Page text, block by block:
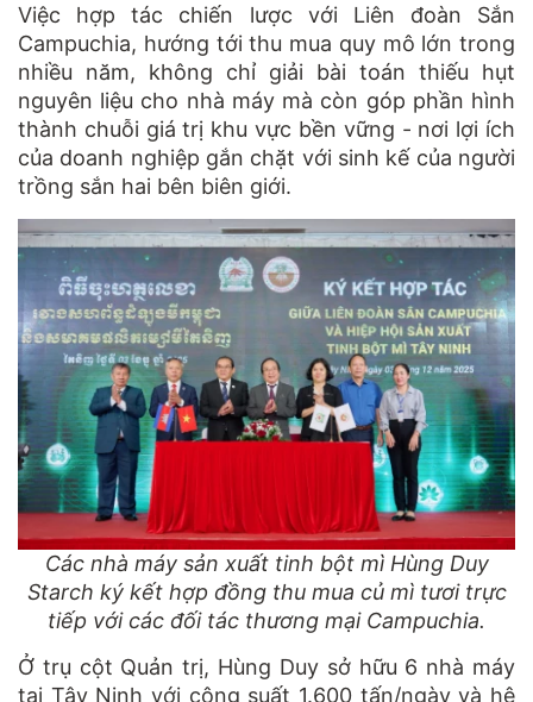
Việc hợp tác chiến lược với Liên đoàn Sắn
Campuchia, hướng tới thu mua quy mô lớn trong
nhiều năm, không chỉ giải bài toán thiếu hụt
nguyên liệu cho nhà máy mà còn góp phần hình
thành chuỗi giá trị khu vực bền vững - nơi lợi ích
của doanh nghiệp gắn chặt với sinh kế của người
trồng sắn hai bên biên giới.
Các nhà máy sản xuất tinh bột mì Hùng Duy
Starch ký kết hợp đồng thu mua củ mì tươi trực
tiếp với các đối tác thương mại Campuchia.
Ở trụ cột Quản trị, Hùng Duy sở hữu 6 nhà máy
tại Tây Ninh với công suất 1.600 tấn/ngày và hệ